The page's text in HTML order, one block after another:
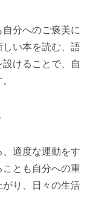
分へのご褒美に
い本を読む、語
けることで、自
適度な運動をす
とも自分への重
り、日々の生活